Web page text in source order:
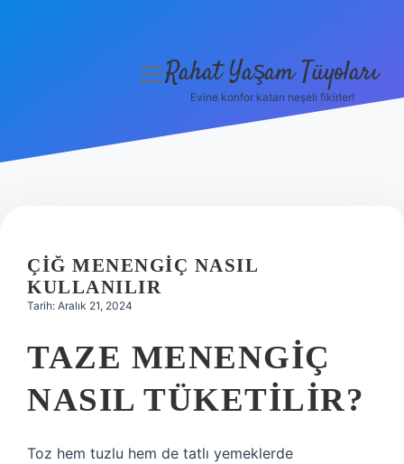
Hakkımızda
menüyü
Rahat Yaşam Tüyoları
Evine konfor katan neşeli fikirler!
ÇIĞ MENENGIÇ NASIL
KULLANILIR
Tarih: Aralık 21, 2024
TAZE MENENGIÇ
NASIL TÜKETILIR?
Toz hem tuzlu hem de tatlı yemeklerde